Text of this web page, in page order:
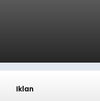
Iklan